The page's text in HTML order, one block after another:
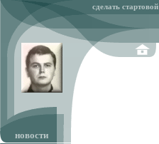
сделать стартовой
новости